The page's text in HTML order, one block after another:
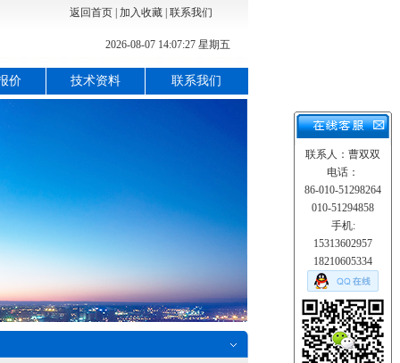
返回首页| 加入收藏| 联系我们
2026-08-07 14:07:28 星期五
价 技术资料 联系我们
联系人：曹双双
电话：
86-010-51298264
010-51294858
手机:
15313602957
18210605334